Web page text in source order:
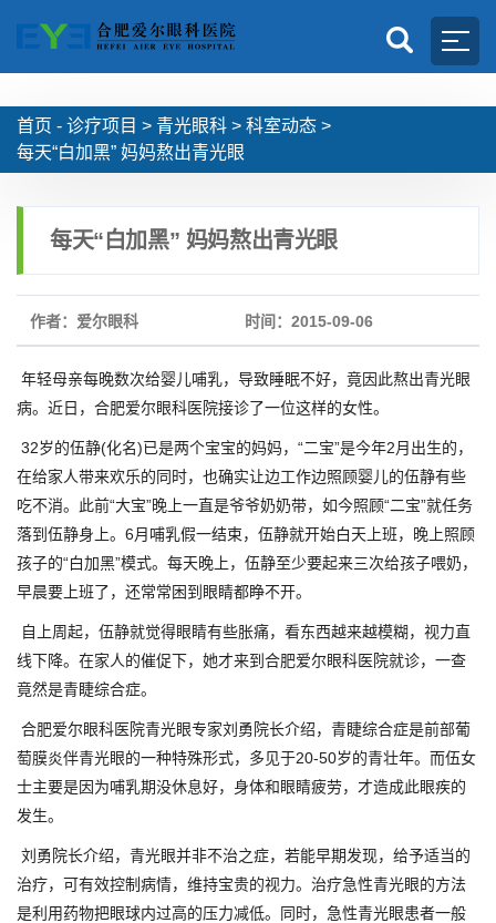
首页 - 诊疗项目 > 青光眼科 > 科室动态 >
每天“白加黑” 妈妈熬出青光眼
每天“白加黑” 妈妈熬出青光眼
作者：爱尔眼科 时间：2015-09-06
年轻母亲每晚数次给婴儿哺乳，导致睡眠不好，竟因此熬出青光眼
病。近日，合肥爱尔眼科医院接诊了一位这样的女性。
32岁的伍静(化名)已是两个宝宝的妈妈，“二宝”是今年2月出生的，
在给家人带来欢乐的同时，也确实让边工作边照顾婴儿的伍静有些
吃不消。此前“大宝”晚上一直是爷爷奶奶带，如今照顾“二宝”就任务
落到伍静身上。6月哺乳假一结束，伍静就开始白天上班，晚上照顾
孩子的“白加黑”模式。每天晚上，伍静至少要起来三次给孩子喂奶，
早晨要上班了，还常常困到眼睛都睁不开。
自上周起，伍静就觉得眼睛有些胀痛，看东西越来越模糊，视力直
线下降。在家人的催促下，她才来到合肥爱尔眼科医院就诊，一查
竟然是青睫综合症。
合肥爱尔眼科医院青光眼专家刘勇院长介绍，青睫综合症是前部葡
萄膜炎伴青光眼的一种特殊形式，多见于20-50岁的青壮年。而伍女
士主要是因为哺乳期没休息好，身体和眼睛疲劳，才造成此眼疾的
发生。
刘勇院长介绍，青光眼并非不治之症，若能早期发现，给予适当的
治疗，可有效控制病情，维持宝贵的视力。治疗急性青光眼的方法
是利用药物把眼球内过高的压力减低。同时，急性青光眼患者一般